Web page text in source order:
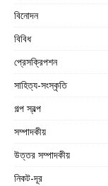
বিনোদন
বিবিধ
প্রেসক্রিপশন
সাহিত্য-সংস্কৃতি
গল্প স্বল্প
সম্পাদকীয়
উত্তর সম্পাদকীয়
নিকট-দূর